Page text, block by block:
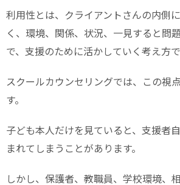
利用性とは、クライアントさんの内側
く、環境、関係、状況、一見すると問
で、支援のために活かしていく考え方で
スクールカウンセリングでは、この視
す。
子ども本人だけを見ていると、支援者
まれてしまうことがあります。
しかし、保護者、教職員、学校環境、